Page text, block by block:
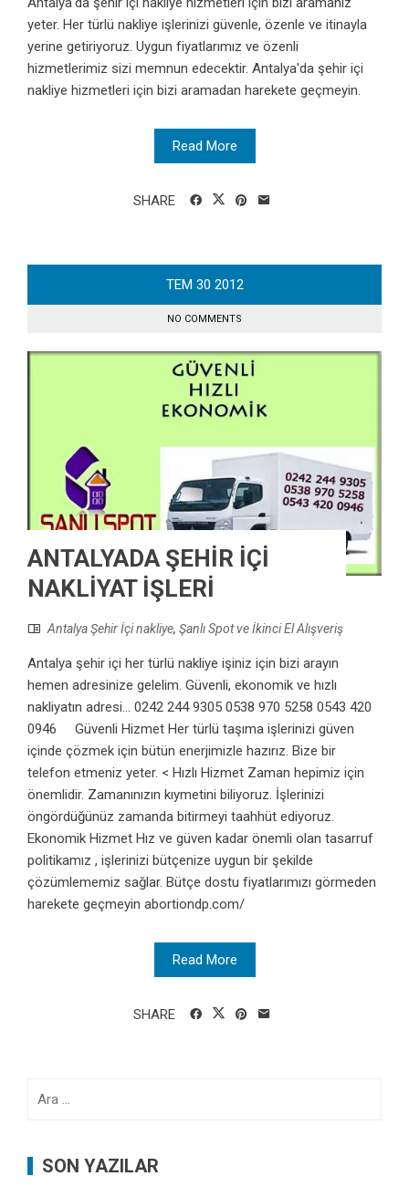
yeter. Her türlü nakliye işlerinizi güvenle, özenle ve itinayla
yerine getiriyoruz. Uygun fiyatlarımız ve özenli
hizmetlerimiz sizi memnun edecektir. Antalya'da şehir içi
nakliye hizmetleri için bizi aramadan harekete geçmeyin.
Read More
SHARE
TEM 30 2012
NO COMMENTS
ANTALYADA ŞEHİR İÇİ
NAKLİYAT İŞLERİ
Antalya Şehir İçi nakliye, Şanlı Spot ve İkinci El Alışveriş
Antalya şehir içi her türlü nakliye işiniz için bizi arayın
hemen adresinize gelelim. Güvenli, ekonomik ve hızlı
nakliyatın adresi... 0242 244 9305 0538 970 5258 0543 420
0946 Güvenli Hizmet Her türlü taşıma işlerinizi güven
içinde çözmek için bütün enerjimizle hazırız. Bize bir
telefon etmeniz yeter. < Hızlı Hizmet Zaman hepimiz için
önemlidir. Zamanınızın kıymetini biliyoruz. İşlerinizi
öngördüğünüz zamanda bitirmeyi taahhüt ediyoruz.
Ekonomik Hizmet Hız ve güven kadar önemli olan tasarruf
politikamız , işlerinizi bütçenize uygun bir şekilde
çözümlememiz sağlar. Bütçe dostu fiyatlarımızı görmeden
harekete geçmeyin abortiondp.com/
Read More
SHARE
SON YAZILAR